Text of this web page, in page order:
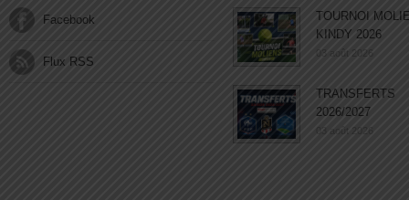
Facebook
Flux RSS
TOURNOI
KINDY 2026
03 août 2026
TRANSFERTS
2026/2027
03 août 2026